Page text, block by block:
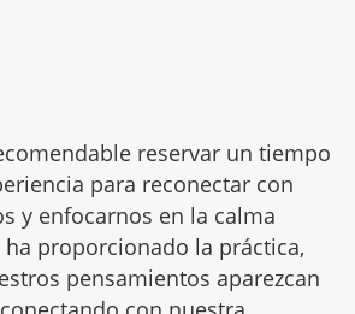
reservar un tiempo
para reconectar con
y enfocarnos en la calma
proporcionado la práctica,
pensamientos aparezcan